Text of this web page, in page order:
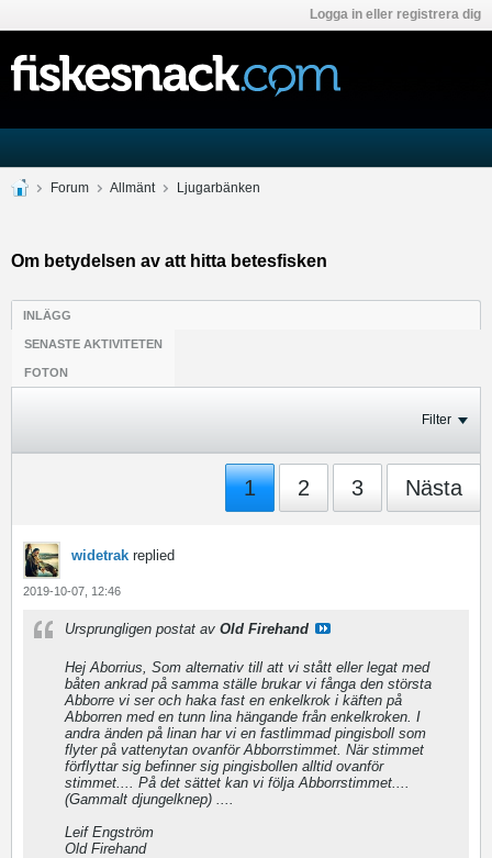
Logga in eller registrera dig
Forum Allmänt Ljugarbänken
Om betydelsen av att hitta betesfisken
INLÄGG
SENASTE AKTIVITETEN
FOTON
Filter
1 2 3 Nästa
widetrak replied
2019-10-07, 12:46
Ursprungligen postat av Old Firehand
Hej Aborrius, Som alternativ till att vi stått eller legat med
båten ankrad på samma ställe brukar vi fånga den största
Abborre vi ser och haka fast en enkelkrok i käften på
Abborren med en tunn lina hängande från enkelkroken. I
andra änden på linan har vi en fastlimmad pingisboll som
flyter på vattenytan ovanför Abborrstimmet. När stimmet
förflyttar sig befinner sig pingisbollen alltid ovanför
stimmet.... På det sättet kan vi följa Abborrstimmet....
(Gammalt djungelknep) ....
Leif Engström
Old Firehand